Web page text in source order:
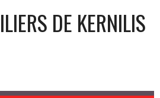
DE KERNILIS